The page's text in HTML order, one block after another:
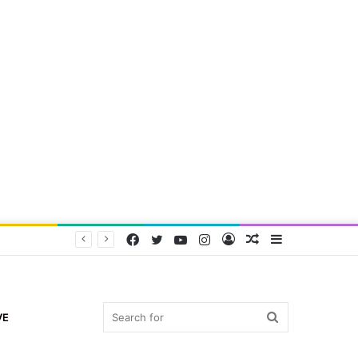
Random
Log
Instagram
YouTube
Twitter
Facebook